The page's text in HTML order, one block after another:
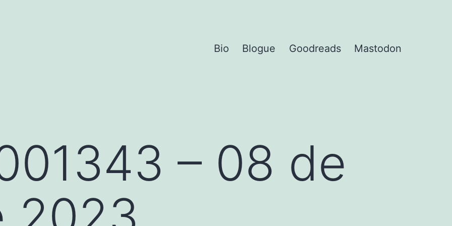
Bio Blogue Goodreads Mastodon
– 08 de